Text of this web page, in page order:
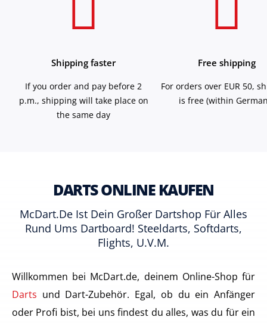
Shipping faster
If you order and pay before 2
p.m., shipping will take place on
the same day
Free shipping
For orders over EUR 50,
is free (within
DARTS ONLINE KAUFEN
McDart.de Ist Dein Großer Dartshop Für Alles
Rund Ums Dartboard! Steeldarts, Softdarts,
Flights, U.v.m.
Willkommen bei McDart.de, deinem Online-Shop für
Darts und Dart-Zubehör. Egal, ob du ein Anfänger
oder Profi bist, bei uns findest du alles, was du für ein